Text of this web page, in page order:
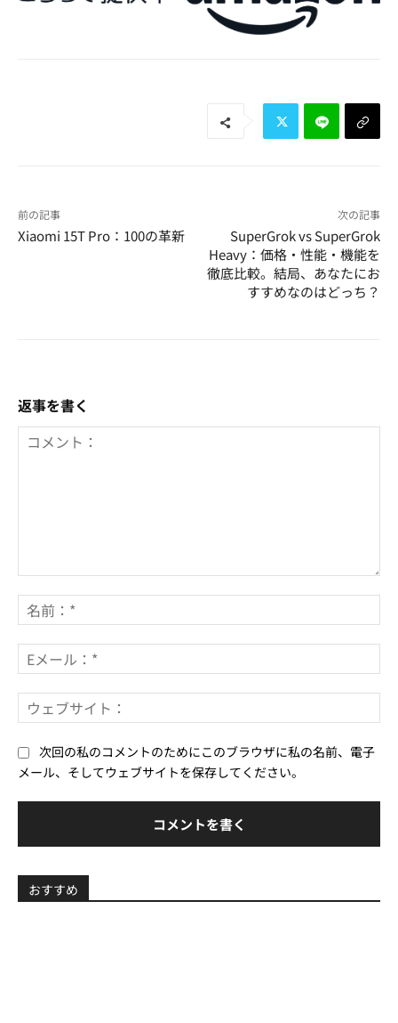
前の記事
Xiaomi 15T Pro：100の革新
次の記事
SuperGrok vs SuperGrok
Heavy：価格・性能・機能を
徹底比較。結局、あなたにお
すすめなのはどっち？
返事を書く
メ
ン
ト：
前
*
メ
ー
*ェ
次回の私のコメントのためにこのブラウザに私の名前、電子
メール、そしてウェブサイトを保存してください。
おすすめ